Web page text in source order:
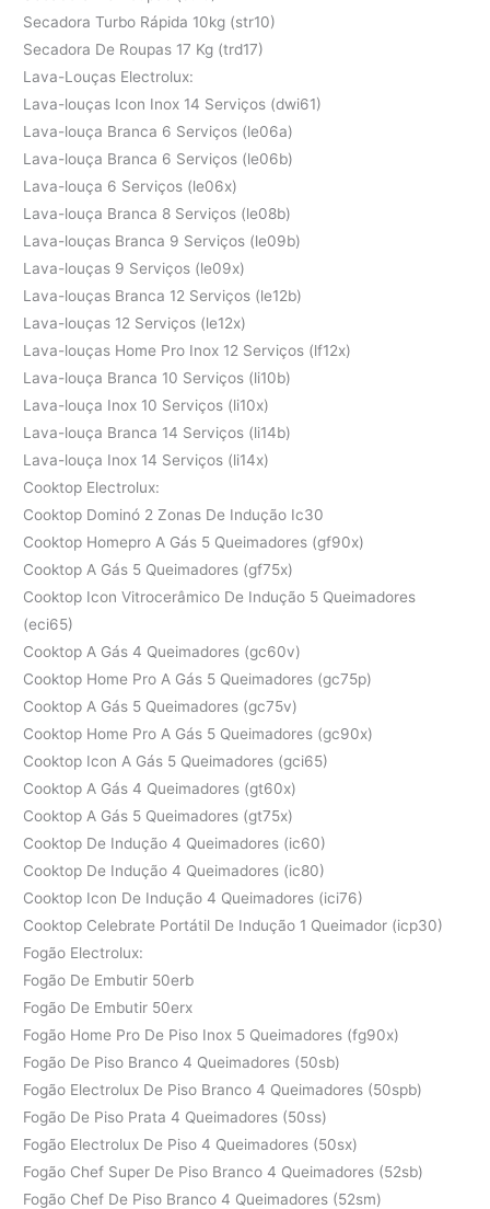
Secadora Turbo Rápida 10kg (str10)
Secadora De Roupas 17 Kg (trd17)
Lava-Louças Electrolux:
Lava-louças Icon Inox 14 Serviços (dwi61)
Lava-louça Branca 6 Serviços (le06a)
Lava-louça Branca 6 Serviços (le06b)
Lava-louça 6 Serviços (le06x)
Lava-louça Branca 8 Serviços (le08b)
Lava-louças Branca 9 Serviços (le09b)
Lava-louças 9 Serviços (le09x)
Lava-louças Branca 12 Serviços (le12b)
Lava-louças 12 Serviços (le12x)
Lava-louças Home Pro Inox 12 Serviços (lf12x)
Lava-louça Branca 10 Serviços (li10b)
Lava-louça Inox 10 Serviços (li10x)
Lava-louça Branca 14 Serviços (li14b)
Lava-louça Inox 14 Serviços (li14x)
Cooktop Electrolux:
Cooktop Dominó 2 Zonas De Indução Ic30
Cooktop Homepro A Gás 5 Queimadores (gf90x)
Cooktop A Gás 5 Queimadores (gf75x)
Cooktop Icon Vitrocerâmico De Indução 5 Queimadores
(eci65)
Cooktop A Gás 4 Queimadores (gc60v)
Cooktop Home Pro A Gás 5 Queimadores (gc75p)
Cooktop A Gás 5 Queimadores (gc75v)
Cooktop Home Pro A Gás 5 Queimadores (gc90x)
Cooktop Icon A Gás 5 Queimadores (gci65)
Cooktop A Gás 4 Queimadores (gt60x)
Cooktop A Gás 5 Queimadores (gt75x)
Cooktop De Indução 4 Queimadores (ic60)
Cooktop De Indução 4 Queimadores (ic80)
Cooktop Icon De Indução 4 Queimadores (ici76)
Cooktop Celebrate Portátil De Indução 1 Queimador (icp30)
Fogão Electrolux:
Fogão De Embutir 50erb
Fogão De Embutir 50erx
Fogão Home Pro De Piso Inox 5 Queimadores (fg90x)
Fogão De Piso Branco 4 Queimadores (50sb)
Fogão Electrolux De Piso Branco 4 Queimadores (50spb)
Fogão De Piso Prata 4 Queimadores (50ss)
Fogão Electrolux De Piso 4 Queimadores (50sx)
Fogão Chef Super De Piso Branco 4 Queimadores (52sb)
Fogão Chef De Piso Branco 4 Queimadores (52sm)